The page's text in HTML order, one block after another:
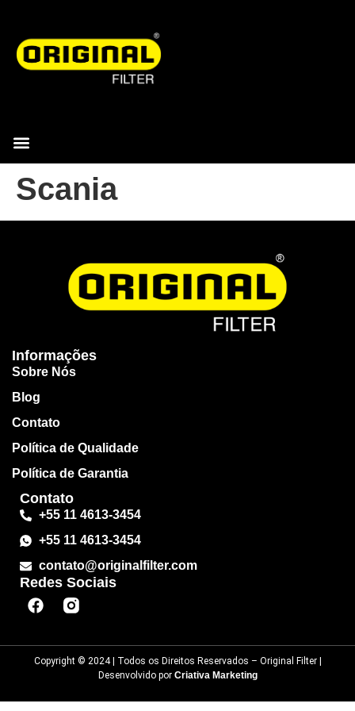
Scania
Informações
Sobre Nós
Blog
Contato
Política de Qualidade
Política de Garantia
Contato
+55 11 4613-3454
+55 11 4613-3454
contato@originalfilter.com
Redes Sociais
Copyright © 2024 | Todos os Direitos Reservados – Original Filter |
Desenvolvido por Criativa Marketing